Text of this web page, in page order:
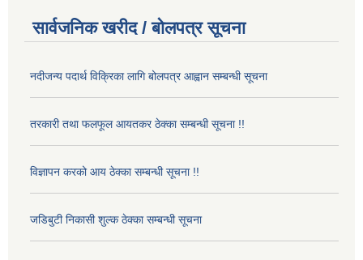
सार्वजनिक खरीद / बोलपत्र सूचना
नदीजन्य पदार्थ विक्रिका लागि बोलपत्र आह्वान सम्बन्धी सूचना
तरकारी तथा फलफूल आयतकर ठेक्का सम्बन्धी सूचना !!
विज्ञापन करको आय ठेक्का सम्बन्धी सूचना !!
जडिबुटी निकासी शुल्क ठेक्का सम्बन्धी सूचना